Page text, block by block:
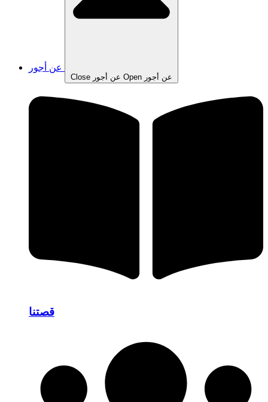
Close عن أجور Open عن أجور
قصتنا